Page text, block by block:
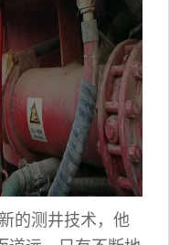
的测井技术，他